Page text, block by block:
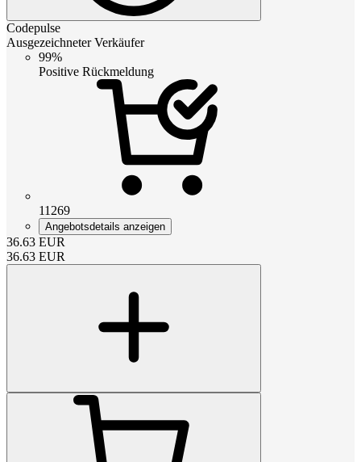
Codepulse
Ausgezeichneter Verkäufer
99%
Positive Rückmeldung
11269
Angebotsdetails anzeigen
36.63 EUR
36.63 EUR